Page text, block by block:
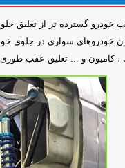
خودرو گسترده تر از تعلیق
خودروهای سواری در جلوی
، کامیون و ... تعلیق عقب